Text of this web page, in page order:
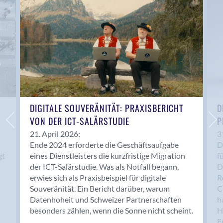
Anwil
Appenzell
Au SG
Baar
Baden
Balsthal
Balzers
Basel
Bassersdorf
Belp
Bendern
Benken (SG)
Bergdietikon
Berlin
Bern
Bern - Liebefeld
DIGITALE SOUVERÄNITÄT: PRAXISBERICHT
VON DER ICT-SALÄRSTUDIE
21. April 2026:
Ende 2024 erforderte die Geschäftsaufgabe
eines Dienstleisters die kurzfristige Migration
der ICT-Salärstudie. Was als Notfall begann,
erwies sich als Praxisbeispiel für digitale
Souveränität. Ein Bericht darüber, warum
Datenhoheit und Schweizer Partnerschaften
besonders zählen, wenn die Sonne nicht scheint.